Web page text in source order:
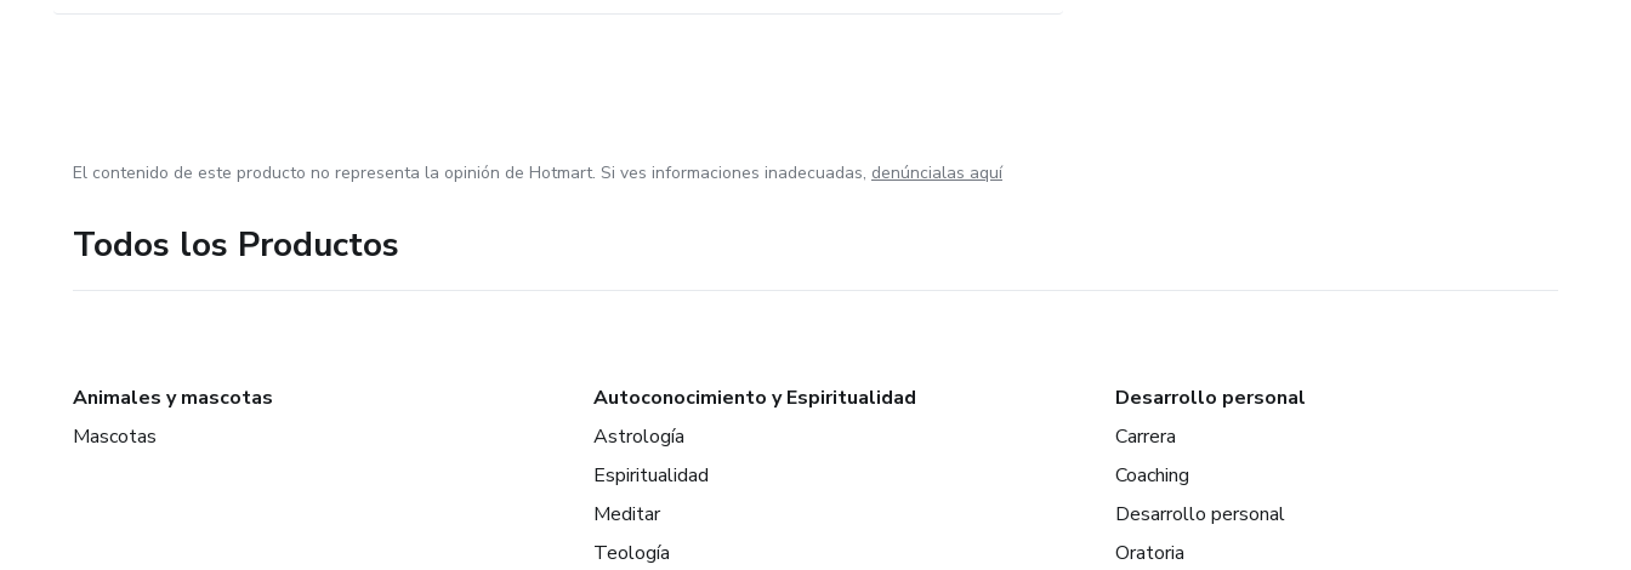
El contenido de este producto no representa la opinión de Hotmart. Si ves informaciones inadecuadas, denúncialas aquí
Todos los Productos
Animales y mascotas
Mascotas
Autoconocimiento y Espiritualidad
Astrología
Espiritualidad
Meditar
Teología
Desarrollo personal
Carrera
Coaching
Desarrollo personal
Oratoria